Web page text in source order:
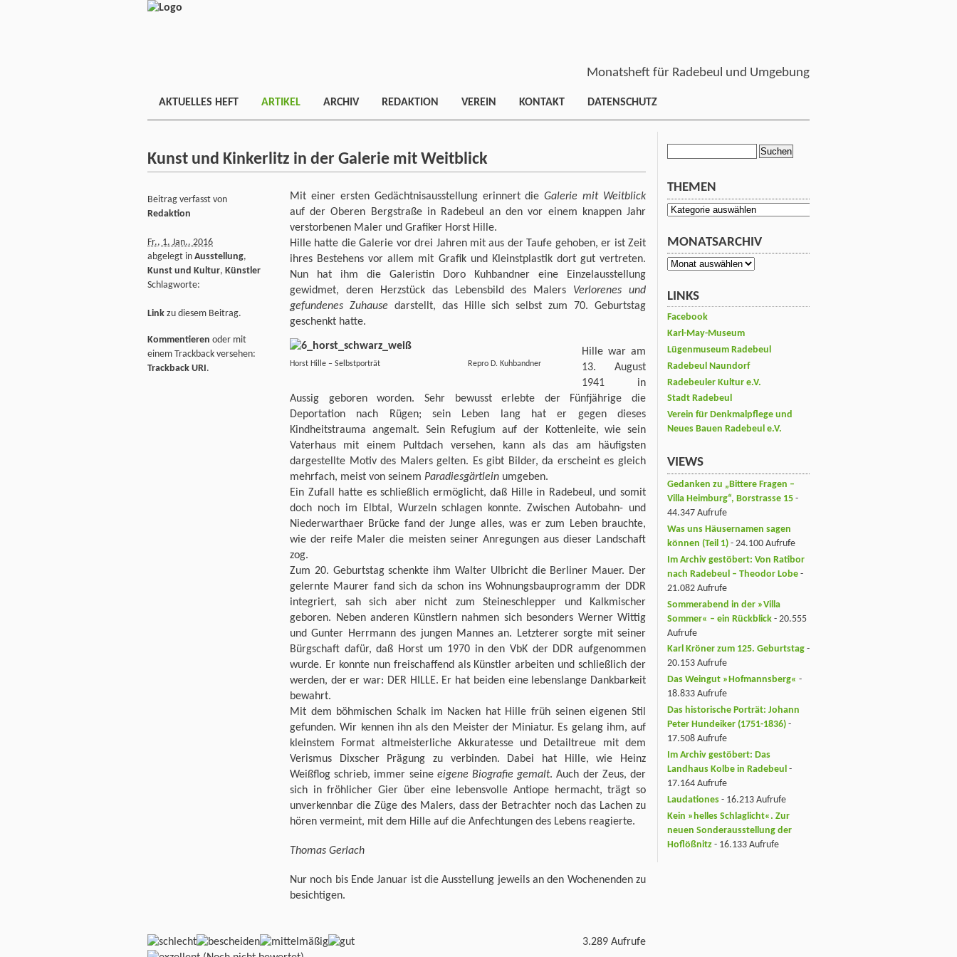
Monatsheft für Radebeul und Umgebung
AKTUELLES HEFT ARTIKEL ARCHIV REDAKTION VEREIN KONTAKT DATENSCHUTZ
Kunst und Kinkerlitz in der Galerie mit Weitblick
Mit einer ersten Gedächtnisausstellung erinnert dieGalerie mit Weitblick
auf der Oberen Bergstraße in Radebeul an den vor einem knappen Jahr
verstorbenen Maler und Grafiker Horst Hille.
Hille hatte die Galerie vor drei Jahren mit aus der Taufe gehoben, er ist Zeit
ihres Bestehens vor allem mit Grafik und Kleinstplastik dort gut vertreten.
Nun hat ihm die Galeristin Doro Kuhbandner eine Einzelausstellung
gewidmet, deren Herzstück das Lebensbild des Malers Verlorenes und
gefundenes Zuhause darstellt, das Hille sich selbst zum 70. Geburtstag
geschenkt hatte.
Horst Hille – Selbstporträt Repro D. Kuhbandner
Hille war am
13. August
1941 in
Aussig geboren worden. Sehr bewusst erlebte der Fünfjährige die
Deportation nach Rügen; sein Leben lang hat er gegen dieses
Kindheitstrauma angemalt. Sein Refugium auf der Kottenleite, wie sein
Vaterhaus mit einem Pultdach versehen, kann als das am häufigsten
dargestellte Motiv des Malers gelten. Es gibt Bilder, da erscheint es gleich
mehrfach, meist von seinem Paradiesgärtlein umgeben.
Ein Zufall hatte es schließlich ermöglicht, daß Hille in Radebeul, und somit
doch noch im Elbtal, Wurzeln schlagen konnte. Zwischen Autobahn- und
Niederwarthaer Brücke fand der Junge alles, was er zum Leben brauchte,
wie der reife Maler die meisten seiner Anregungen aus dieser Landschaft
zog.
Zum 20. Geburtstag schenkte ihm Walter Ulbricht die Berliner Mauer. Der
gelernte Maurer fand sich da schon ins Wohnungsbauprogramm der DDR
integriert, sah sich aber nicht zum Steineschlepper und Kalkmischer
geboren. Neben anderen Künstlern nahmen sich besonders Werner Wittig
und Gunter Herrmann des jungen Mannes an. Letzterer sorgte mit seiner
Bürgschaft dafür, daß Horst um 1970 in den VbK der DDR aufgenommen
wurde. Er konnte nun freischaffend als Künstler arbeiten und schließlich der
werden, der er war: DER HILLE. Er hat beiden eine lebenslange Dankbarkeit
bewahrt.
Mit dem böhmischen Schalk im Nacken hat Hille früh seinen eigenen Stil
gefunden. Wir kennen ihn als den Meister der Miniatur. Es gelang ihm, auf
kleinstem Format altmeisterliche Akkuratesse und Detailtreue mit dem
Verismus Dixscher Prägung zu verbinden. Dabei hat Hille, wie Heinz
Weißflog schrieb, immer seine eigene Biografie gemalt. Auch der Zeus, der
sich in fröhlicher Gier über eine lebensvolle Antiope hermacht, trägt so
unverkennbar die Züge des Malers, dass der Betrachter noch das Lachen zu
hören vermeint, mit dem Hille auf die Anfechtungen des Lebens reagierte.
Thomas Gerlach
Nur noch bis Ende Januar ist die Ausstellung jeweils an den Wochenenden zu
besichtigen.
Beitrag verfasst von
Redaktion
Fr., 1. Jan.. 2016
abgelegt in Ausstellung,
Kunst und Kultur, Künstler
Schlagworte:
Link zu diesem Beitrag.
Kommentieren oder mit
einem Trackback versehen:
Trackback URI.
3.289 Aufrufe
THEMEN
Themen
MONATSARCHIV
Monatsarchiv
LINKS
Facebook
Karl-May-Museum
Lügenmuseum Radebeul
Radebeul Naundorf
Radebeuler Kultur e.V.
Stadt Radebeul
Verein für Denkmalpflege und
Neues Bauen Radebeul e.V.
VIEWS
Gedanken zu „Bittere Fragen –
Villa Heimburg“, Borstrasse 15 -
44.347 Aufrufe
Was uns Häusernamen sagen
können (Teil 1) - 24.100 Aufrufe
Im Archiv gestöbert: Von Ratibor
nach Radebeul – Theodor Lobe -
21.082 Aufrufe
Sommerabend in der »Villa
Sommer« – ein Rückblick - 20.555
Aufrufe
Karl Kröner zum 125. Geburtstag -
20.153 Aufrufe
Das Weingut »Hofmannsberg« -
18.833 Aufrufe
Das historische Porträt: Johann
Peter Hundeiker (1751-1836) -
17.508 Aufrufe
Im Archiv gestöbert: Das
Landhaus Kolbe in Radebeul -
17.164 Aufrufe
Laudationes - 16.213 Aufrufe
Kein »helles Schlaglicht«. Zur
neuen Sonderausstellung der
Hoflößnitz - 16.133 Aufrufe